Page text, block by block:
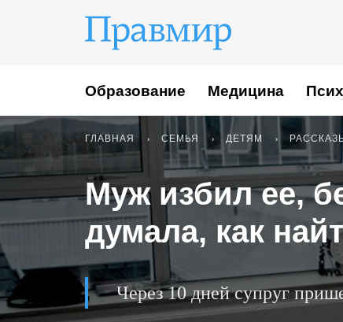
Образование Медицина
ГЛАВНАЯ СЕМЬЯ ДЕТЯМ
Муж избил ее,
думала, как
Через 10 дней супруг